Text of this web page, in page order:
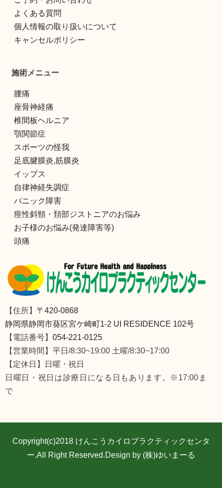
よくある質問
個人情報の取り扱いについて
キャンセルポリシー
施術メニュー
腰痛
座骨神経痛
椎間板ヘルニア
顎関節症
スポーツの怪我
足底腱膜炎,筋膜炎
イップス
自律神経失調症
パニック障害
痙性斜頸・頚部ジストニアのお悩み
お子様のお悩み(発達障害等)
頭痛
【住所】 〒420-0868
静岡県静岡市葵区宮ケ崎町1-2 UI RESIDENCE 102号
【電話番号】 054-221-0125
【営業時間】平日/8:30~19:00 土曜/8:30~17:00
【定休日】日曜・祝日
日曜日・祝日は診療日になる日もあります。※17:00ま
で
Copyright(c)2018 けんこうカイロプラクティックセンタ
ー.All Right Reserved.Design by (株)ゆいまーる